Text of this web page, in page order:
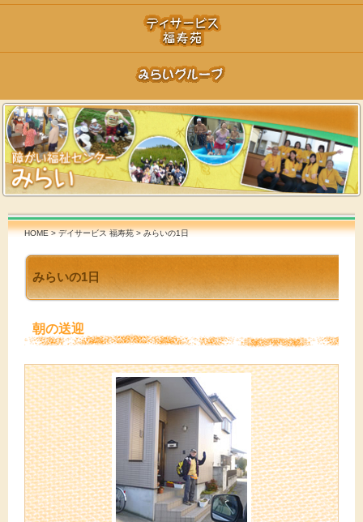
HOME>デイサービス 福寿苑> みらいの1日
みらいの1日
朝の送迎